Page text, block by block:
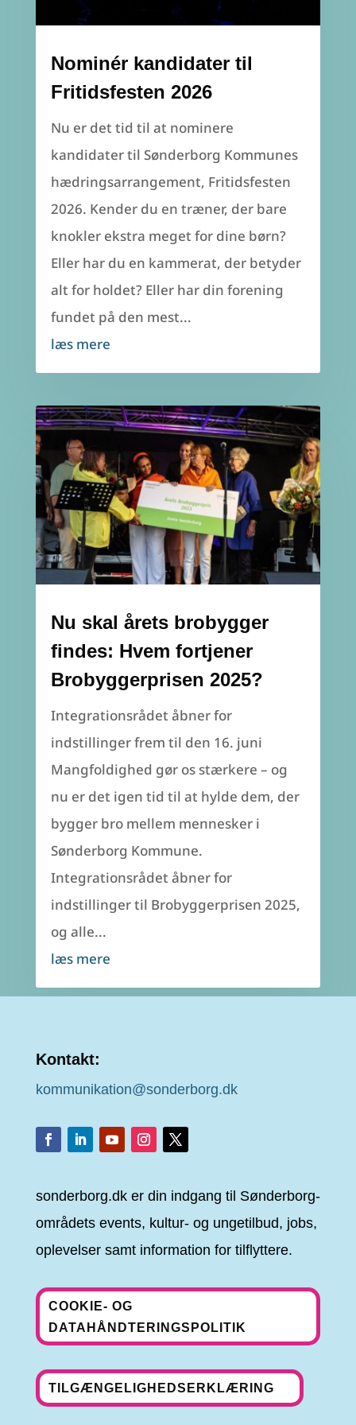
Nominér kandidater til
Fritidsfesten 2026
Nu er det tid til at nominere
kandidater til Sønderborg Kommunes
hædringsarrangement, Fritidsfesten
2026. Kender du en træner, der bare
knokler ekstra meget for dine børn?
Eller har du en kammerat, der betyder
alt for holdet? Eller har din forening
fundet på den mest...
læs mere
Nu skal årets brobygger
findes: Hvem fortjener
Brobyggerprisen 2025?
Integrationsrådet åbner for
indstillinger frem til den 16. juni
Mangfoldighed gør os stærkere – og
nu er det igen tid til at hylde dem, der
bygger bro mellem mennesker i
Sønderborg Kommune.
Integrationsrådet åbner for
indstillinger til Brobyggerprisen 2025,
og alle...
læs mere
Kontakt:
kommunikation@sonderborg.dk
sonderborg.dk er din indgang til Sønderborg-
områdets events, kultur- og ungetilbud, jobs,
oplevelser samt information for tilflyttere.
COOKIE- OG
DATAHÅNDTERINGSPOLITIK
TILGÆNGELIGHEDSERKLÆRING